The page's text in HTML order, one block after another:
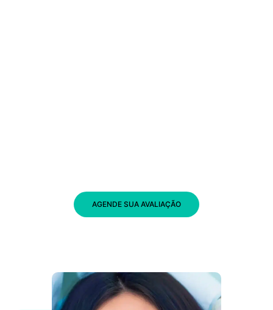
AGENDE SUA AVALIAÇÃO